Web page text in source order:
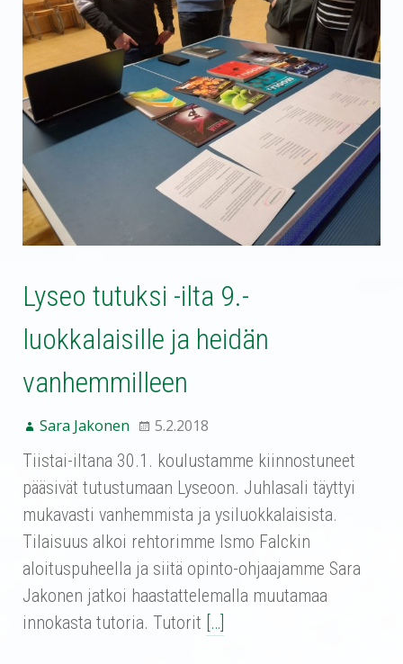
Lyseo tutuksi -ilta 9.-
luokkalaisille ja heidän
vanhemmilleen
Sara Jakonen 5.2.2018
Tiistai-iltana 30.1. koulustamme kiinnostuneet
pääsivät tutustumaan Lyseoon. Juhlasali täyttyi
mukavasti vanhemmista ja ysiluokkalaisista.
Tilaisuus alkoi rehtorimme Ismo Falckin
aloituspuheella ja siitä opinto-ohjaajamme Sara
Jakonen jatkoi haastattelemalla muutamaa
innokasta tutoria. Tutorit […]